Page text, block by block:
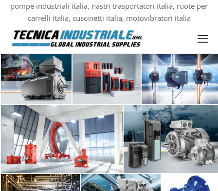
pompe industriali italia, nastri trasportatori italia, ruote per
carrelli italia, cuscinetti italia, motovibratori italia